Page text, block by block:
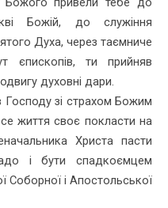
Божій, до служіння
Духа, через таємниче
єпископів, ти прийняв
духовні дари.
зі страхом Божим
життя своє покласти на
Христа пасти
і бути спадкоємцем
Соборної і Апостольської